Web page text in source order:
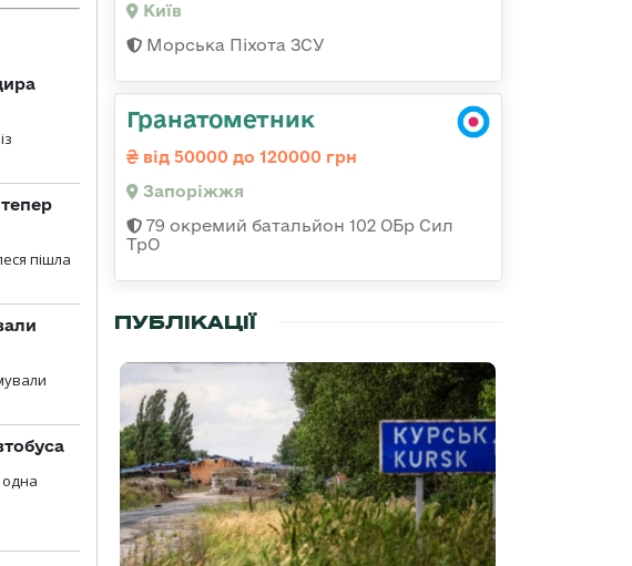
пішла
одна
Київ
Морська Піхота ЗСУ
Гранатометник
від 50000 до 120000 грн
Запоріжжя
79 окремий батальйон 102 ОБр Сил
ТрО
ПУБЛІКАЦІЇ